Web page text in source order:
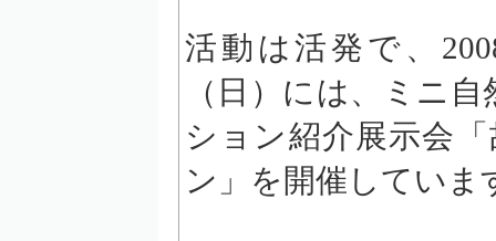
活動は活発で、
（日）には、ミニ
ション紹介展示会
ン」を開催していま